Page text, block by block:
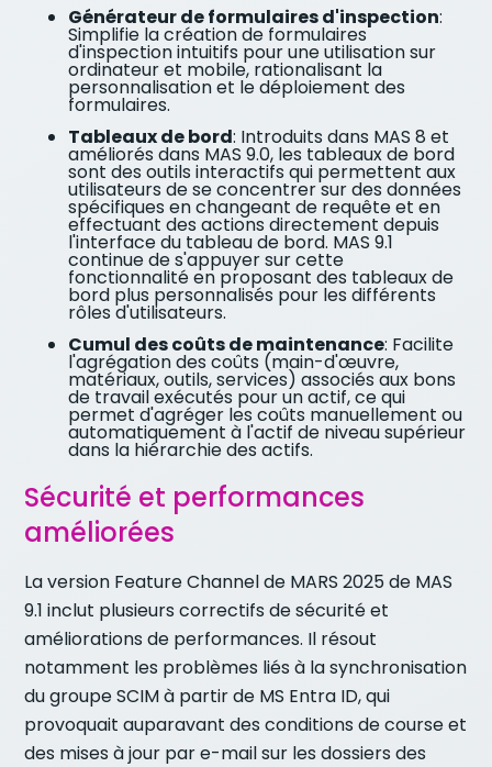
Générateur de formulaires d'inspection:
Simplifie la création de formulaires
d'inspection intuitifs pour une utilisation sur
ordinateur et mobile, rationalisant la
personnalisation et le déploiement des
formulaires.
Tableaux de bord: Introduits dans MAS 8 et
améliorés dans MAS 9.0, les tableaux de bord
sont des outils interactifs qui permettent aux
utilisateurs de se concentrer sur des données
spécifiques en changeant de requête et en
effectuant des actions directement depuis
l'interface du tableau de bord. MAS 9.1
continue de s'appuyer sur cette
fonctionnalité en proposant des tableaux de
bord plus personnalisés pour les différents
rôles d'utilisateurs.
Cumul des coûts de maintenance: Facilite
l'agrégation des coûts (main-d'œuvre,
matériaux, outils, services) associés aux bons
de travail exécutés pour un actif, ce qui
permet d'agréger les coûts manuellement ou
automatiquement à l'actif de niveau supérieur
dans la hiérarchie des actifs.
Sécurité et performances
améliorées
La version Feature Channel de MARS 2025 de MAS
9.1 inclut plusieurs correctifs de sécurité et
améliorations de performances. Il résout
notamment les problèmes liés à la synchronisation
du groupe SCIM à partir de MS Entra ID, qui
provoquait auparavant des conditions de course et
des mises à jour par e-mail sur les dossiers des